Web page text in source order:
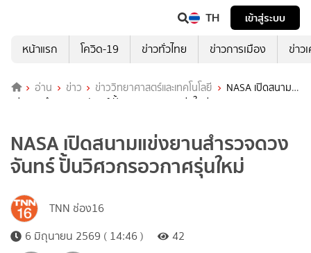
TH
เข้าสู่ระบบ
หน้าแรก
โควิด-19 ข่าวทั่วไทย ข่าวการเมือง ข่าว
อ่าน ข่าว ข่าววิทยาศาสตร์และเทคโนโลยี
NASA เปิดสนาม
แข่งยานสำรวจดวงจันทร์ ปั้นวิศวกรอวกาศรุ่นใหม่
NASA เปิดสนามแข่งยานสำรวจดวง
จันทร์ ปั้นวิศวกรอวกาศรุ่นใหม่
TNN ช่อง16
6 มิถุนายน 2569 ( 14:46 )
42